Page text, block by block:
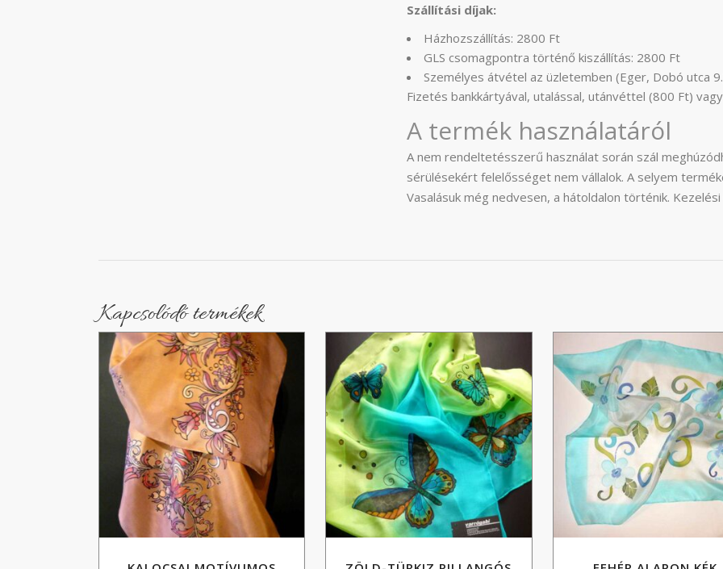
Szállítási díjak:
Házhozszállítás: 2800 Ft
GLS csomagpontra történő kiszállítás: 2800 Ft
Személyes átvétel az üzletemben (Eger, Dobó utca
Fizetés bankkártyával, utalással, utánvéttel (800 Ft)
A termék használatáról
A nem rendeltetésszerű használat során szál
sérülésekért felelősséget nem vállalok. A selyem
Vasalásuk még nedvesen, a hátoldalon történik.
Kapcsolódó termékek